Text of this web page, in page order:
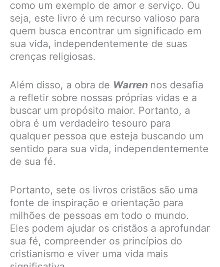
como um exemplo de amor e serviço. Ou
seja, este livro é um recurso valioso para
quem busca encontrar um significado em
sua vida, independentemente de suas
crenças religiosas.
Além disso, a obra de Warren nos desafia
a refletir sobre nossas próprias vidas e a
buscar um propósito maior. Portanto, a
obra é um verdadeiro tesouro para
qualquer pessoa que esteja buscando um
sentido para sua vida, independentemente
de sua fé.
Portanto, sete os livros cristãos são uma
fonte de inspiração e orientação para
milhões de pessoas em todo o mundo.
Eles podem ajudar os cristãos a aprofundar
sua fé, compreender os princípios do
cristianismo e viver uma vida mais